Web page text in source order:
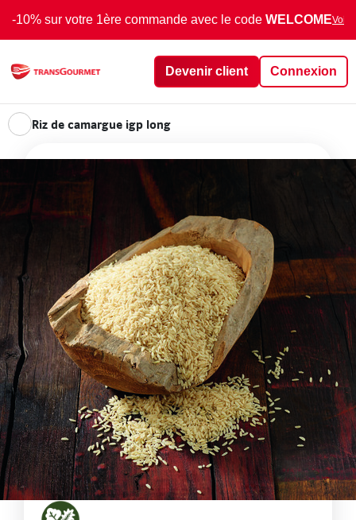
-10% sur votre 1ère commande avec le code WELCOMEVoir
Devenir client Connexion
Riz de camargue igp long